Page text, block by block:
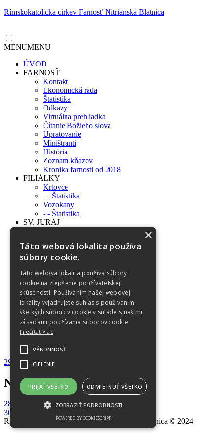
Rímskokatolícka cirkev Farnosť Nitrianska Blatnica
MENUMENU
ÚVOD
FARNOSŤ
Kontakt
Ekonomická rada
Štatistika
Odkazy
Virtuálna prehliadka
Čítanie Božieho slova
Upratovanie
Miništranti
História
Zoznam kňazov
Kronika farnosti od 2018
FILIÁLKY
Krtovce
- - Štatistika
Vozokany
- - Štatistika
SV. JURAJ
Virtuálna prehliadka
OZNAMY
Sviatosti
FOTOGALÉRIA
Objekty a budovy
Do 2017
2018
2019
2020
2022
OCHRANA OÚ
29. nedeľa v cezročnom období
Navigácia v článku
28. Nedeľa v cezročnom období
30. Nedeľa v cezročnom období
Rímskokatolícka Cirkev, Farnosť Nitrianska Blatnica © 2024
×
Táto webová lokalita používa
súbory cookie.
Táto webová lokalita používa súbory
cookie na zlepšenie používateľskej
skúsenosti. Používaním našej webovej
lokality vyjadrujete súhlas s používaním
všetkých súborov cookie v súlade s našimi
zásadami používania súborov cookie.
Prečítať viac
VÝKONNOSŤ
CIELENIE
PRIJAŤ VŠETKO ODMIETNUŤ VŠETKO
ZOBRAZIŤ PODROBNOSTI
POWERED BY COOKIESCRIPT